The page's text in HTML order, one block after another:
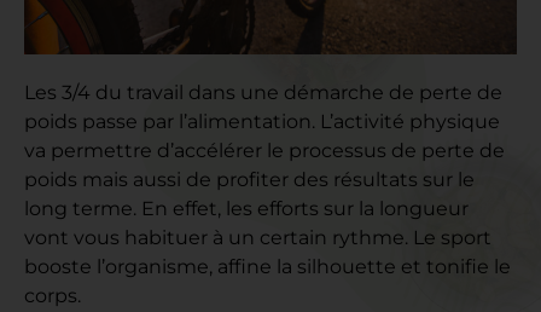
Les 3/4 du travail dans une démarche de perte de
poids passe par l’alimentation. L’activité physique
va permettre d’accélérer le processus de perte de
poids mais aussi de profiter des résultats sur le
long terme. En effet, les efforts sur la longueur
vont vous habituer à un certain rythme. Le sport
booste l’organisme, affine la silhouette et tonifie le
corps.